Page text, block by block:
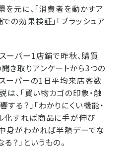
を元に、「消費者を動かすア
の効果検証」「ブラッシュア
ーパー1店鋪で昨秋、購買
き取りアンケートから3つの
ーパーの1日平均来店客数
、「買い物カゴの印象・触
る？」「わかりにくい機能・
化すれば商品に手が伸び
中身がわかれば半額デーでな
？」というもの。